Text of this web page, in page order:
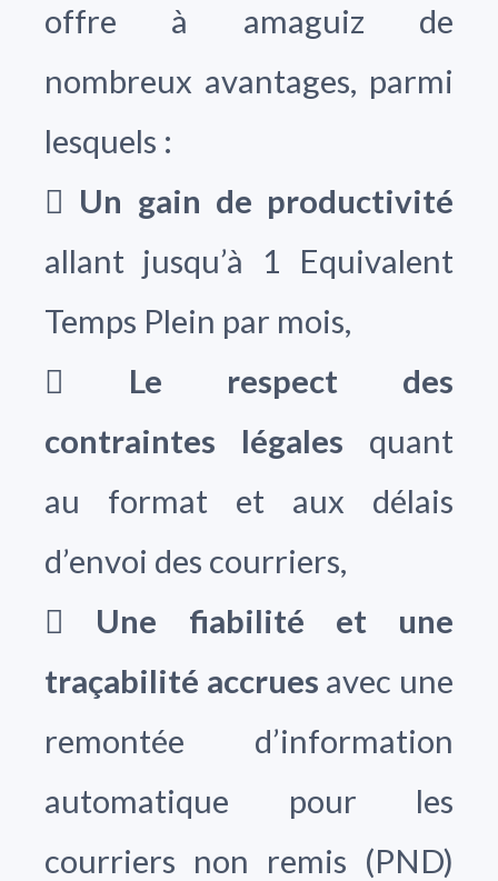
offre à amaguiz de
nombreux avantages, parmi
lesquels :
 Un gain de productivité
allant jusqu’à 1 Equivalent
Temps Plein par mois,
 Le respect des
contraintes légales quant
au format et aux délais
d’envoi des courriers,
 Une fiabilité et une
traçabilité accrues avec une
remontée d’information
automatique pour les
courriers non remis (PND)